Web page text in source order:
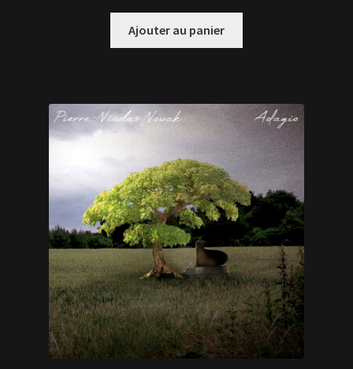
Ajouter au panier